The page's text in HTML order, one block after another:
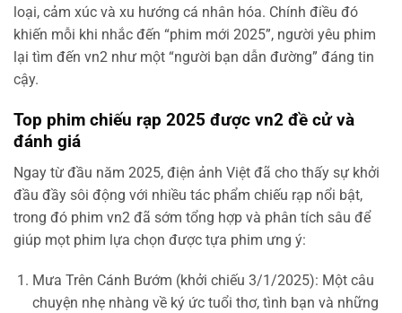
loại, cảm xúc và xu hướng cá nhân hóa. Chính điều đó
khiến mỗi khi nhắc đến “phim mới 2025”, người yêu phim
lại tìm đến vn2 như một “người bạn dẫn đường” đáng tin
cậy.
Top phim chiếu rạp 2025 được vn2 đề cử và
đánh giá
Ngay từ đầu năm 2025, điện ảnh Việt đã cho thấy sự khởi
đầu đầy sôi động với nhiều tác phẩm chiếu rạp nổi bật,
trong đó phim vn2 đã sớm tổng hợp và phân tích sâu để
giúp mọt phim lựa chọn được tựa phim ưng ý:
Mưa Trên Cánh Bướm (khởi chiếu 3/1/2025): Một câu
chuyện nhẹ nhàng về ký ức tuổi thơ, tình bạn và những